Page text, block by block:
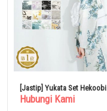
[Jastip] Yukata Set Hekoobi
2023 2-piece Retro Modern
Hubungi Kami